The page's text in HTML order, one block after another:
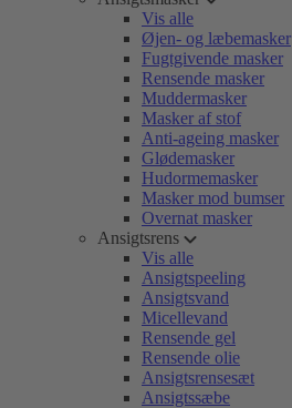
Vis alle
Øjen- og læbemasker
Fugtgivende masker
Rensende masker
Muddermasker
Masker af stof
Anti-ageing masker
Glødemasker
Hudormemasker
Masker mod bumser
Overnat masker
Ansigtsrens
Vis alle
Ansigtspeeling
Ansigtsvand
Micellevand
Rensende gel
Rensende olie
Ansigtsrensesæt
Ansigtssæbe